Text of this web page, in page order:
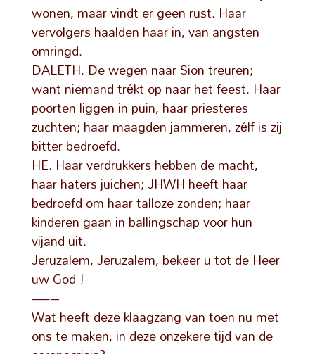
wonen, maar vindt er geen rust. Haar
vervolgers haalden haar in, van angsten
omringd.
DALETH. De wegen naar Sion treuren;
want niemand trékt op naar het feest. Haar
poorten liggen in puin, haar priesteres
zuchten; haar maagden jammeren, zélf is zij
bitter bedroefd.
HE. Haar verdrukkers hebben de macht,
haar haters juichen; JHWH heeft haar
bedroefd om haar talloze zonden; haar
kinderen gaan in ballingschap voor hun
vijand uit.
Jeruzalem, Jeruzalem, bekeer u tot de Heer
uw God !
—–
Wat heeft deze klaagzang van toen nu met
ons te maken, in deze onzekere tijd van de